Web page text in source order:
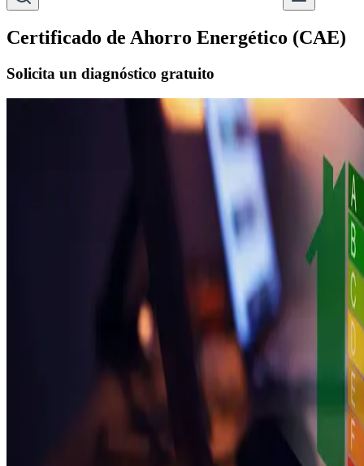
Certificado de Ahorro Energético (CAE)
Solicita un diagnóstico gratuito